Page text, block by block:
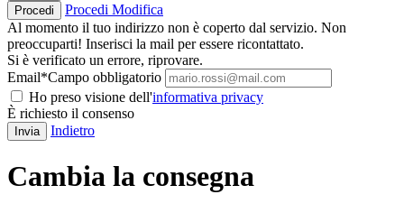
Procedi Procedi Modifica
Al momento il tuo indirizzo non è coperto dal servizio. Non
preoccuparti! Inserisci la mail per essere ricontattato.
Si è verificato un errore, riprovare.
Email*Campo obbligatorio
Ho preso visione dell'informativa privacy
È richiesto il consenso
Invia Indietro
Cambia la consegna